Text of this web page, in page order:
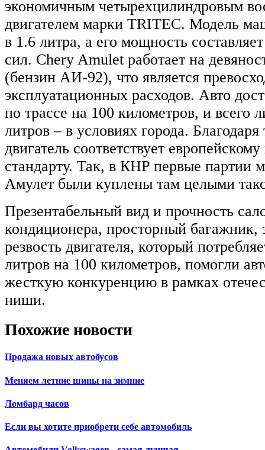
экономичным четырехцилиндровым
двигателем марки TRІTEC. Модель
в 1.6 литра, а его мощность
сил. Chery Amulet работает на
(бензин АИ-92), что является
эксплуатационных расходов. Авто
по трассе на 100 километров, и всего
литров – в условиях города.
двигатель соответствует
стандарту. Так, в КНР первые партии
Амулет были куплены там целыми
Презентабельный вид и прочность
кондиционера, просторный багажник,
резвость двигателя, который
литров на 100 километров, помогли
жесткую конкуренцию в рамках
ниши.
Похожие новости
Продажа новых автобусов
Меняем летние шины на зимние
Ломбард часов
Если вы хотите приобрети себе автомобиль